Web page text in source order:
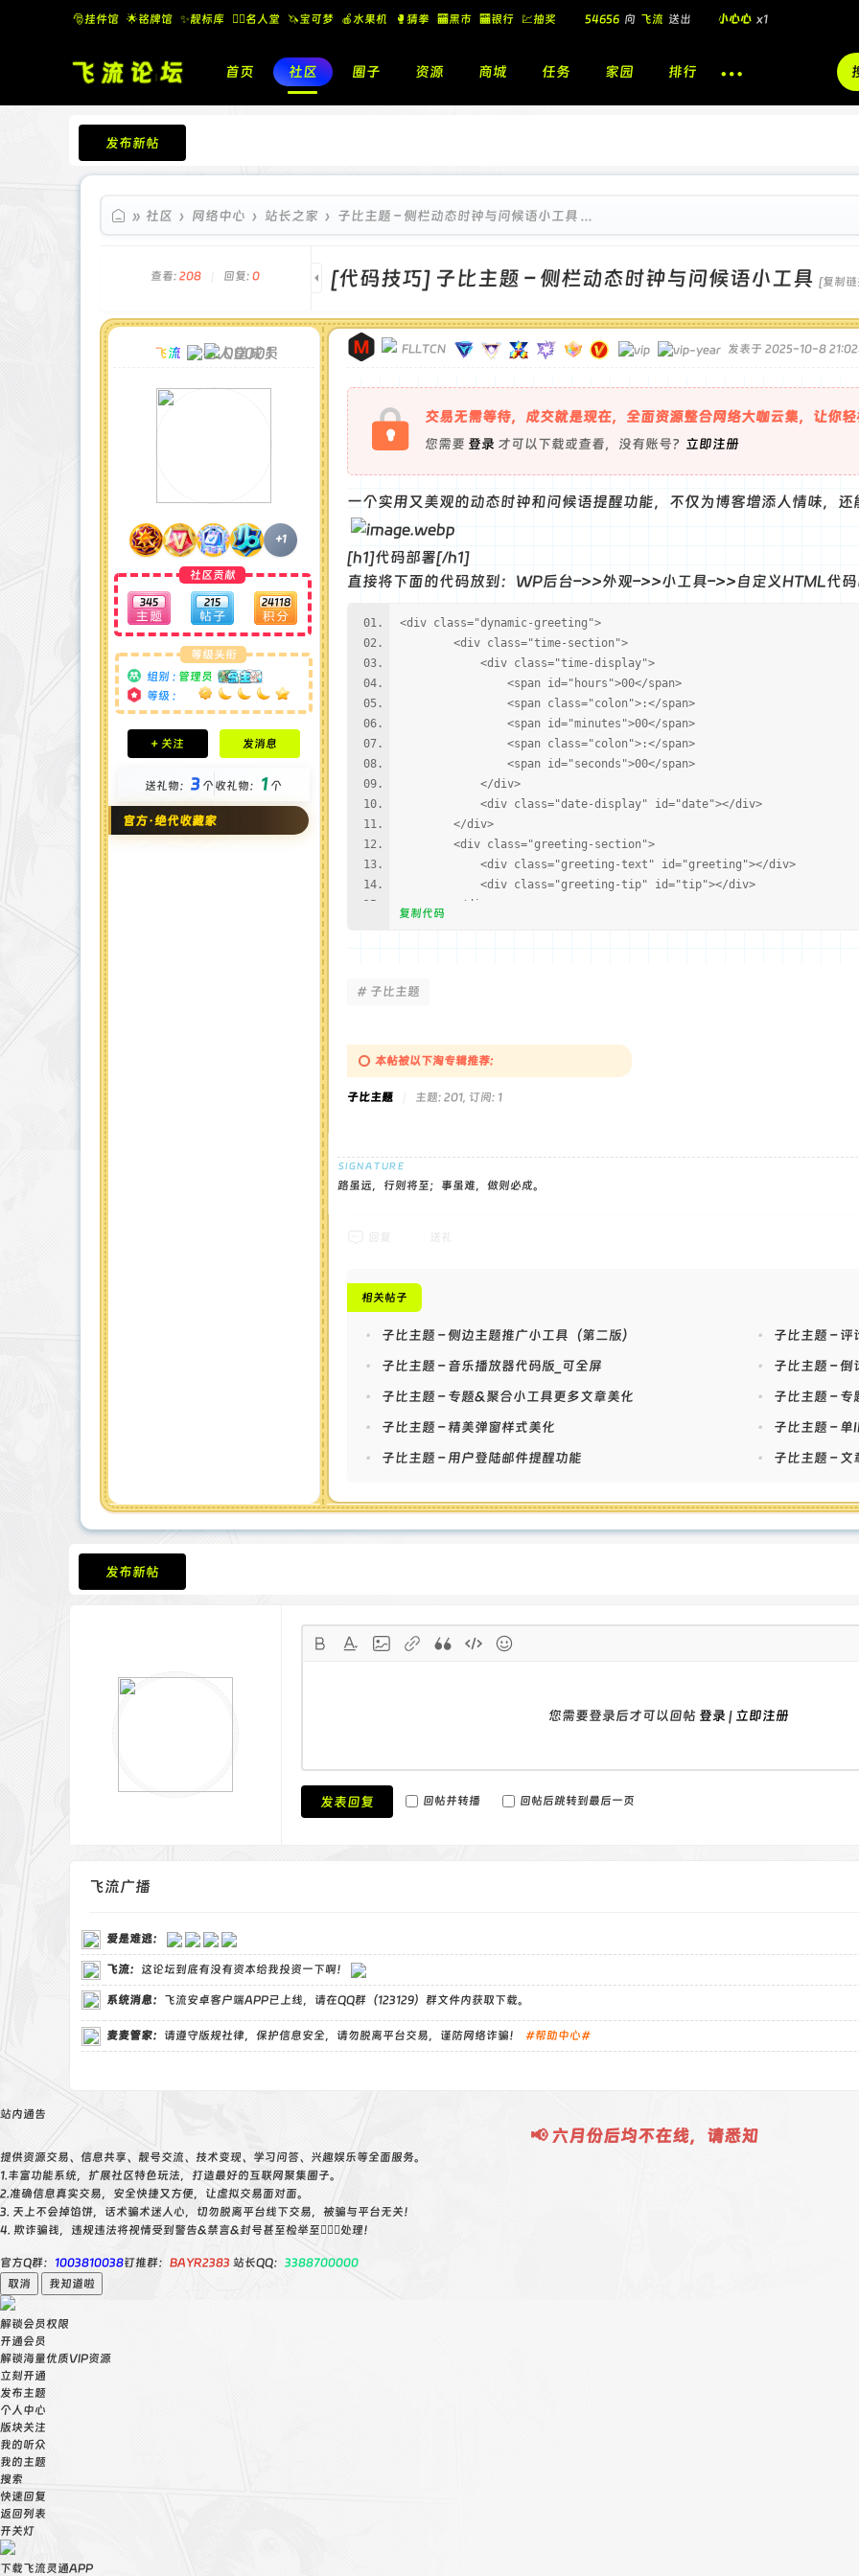
🎅挂件馆 🌟铭牌馆 ✨️靓标库 🧚‍♂️名人堂 🦄宝可梦 🍎水果机 🥊猜拳 🏧黑市 🏧银行 💹抽奖
飞流 向 北 酷盖墨镜
首页 社区 圈子 资源 商城 任务 家园 排行
发布新帖
飞流论坛
» 社区 › 网络中心 › 站长之家 › 子比主题 – 侧栏动态时钟与问候语小工具 ...
查看: 208 回复: 0 [代码技巧] 子比主题 – 侧栏动态时钟与问候语小工具 [复制
飞流 00001
+1
社区贡献
345 215 24118
等级头衔
组别 : 管理员
等级 :
积分成就
钻石 : 185 颗
金币 : 4 枚
在线时间 : 1951 小时
注册时间 : 2024-11-22
最后登录 : 2026-8-4
+ 关注 发消息
送礼物： 3个收礼物： 1 个
官方·绝代收藏家
FLLTCN 发表于 2025-10-8
交易无需等待，成交就是现在，全面资源整合网络大咖云集，让你轻
您需要 登录 才可以下载或查看，没有账号？ 立即注册
一个实用又美观的动态时钟和问候语提醒功能，不仅为博客增添人情味，还
[h1]代码部署[/h1]
直接将下面的代码放到：WP后台–>>外观–>>小工具–>>自定义HTML代码
<div class="dynamic-greeting">
<div class="time-section">
<div class="time-display">
<span id="hours">00</span>
<span class="colon">:</span>
<span id="minutes">00</span>
<span class="colon">:</span>
<span id="seconds">00</span>
</div>
<div class="date-display" id="date"></div>
</div>
<div class="greeting-section">
<div class="greeting-text" id="greeting"></div>
<div class="greeting-tip" id="tip"></div>
</div>
.dynamic-greeting {background: linear-gradient(145deg, #ffffff,
20px rgba(255,255,255,0.9);}.time-section {text-align: center;margin-
bottom: 1px solid rgba(0,0,0,0.05);}.time-display {font-size:
display .colon {animation: blink 1s infinite;opacity:
{font-size: 0.9em;color: #666;line-height: 1.5;}body.dark-theme
gradient(145deg, #2d2d2d, #1a1a1a);box-shadow: 5px 5px 15px
<script>
function updateTime(){const now=new Date();const
leDateString('zh-CN',options)}function
ta.data.tip}}).catch(error=>{console.error('获取问候语失败
defaultGreeting='';if(hour<6)defaultGreeting='凌晨好';else
好
</script>
复制代码
# 子比主题
本帖被以下淘专辑推荐:
子比主题 主题: 201, 订阅: 1
路虽远，行则将至；事虽难，做则必成。
相关帖子
• 子比主题 – 侧边主题推广小工具（第二版） •
子比主题 –
•
子比主题 – 音乐播放器代码版_可全屏 •
子比主题 – 倒
•
子比主题 – 专题&聚合小工具更多文章美化 •
子比主题 –
•
子比主题 – 精美弹窗样式美化 •
子比主题 – 单
•
子比主题 – 用户登陆邮件提醒功能 • 子比主题 –
发布新帖
您需要登录后才可以回帖 登录 | 立即注册
发表回复 回帖并转播 回帖后跳转到最后一页
飞流广播
爱是难逃：
飞流： 这论坛到底有没有资本给我投资一下啊！
系统消息： 飞流安卓客户端APP已上线，请在QQ群（123129）群文件内获取下载。
麦麦管家： 请遵守版规社律，保护信息安全，请勿脱离平台交易，谨防网络诈骗！ #帮助中心#
站内通告
📢 六月份后均不在线，请悉知
提供资源交易、信息共享、靓号交流、技术变现、学习问答、兴趣娱乐等全面服务。
1.丰富功能系统，扩展社区特色玩法，打造最好的互联网聚集圈子。
2.准确信息真实交易，安全快捷又方便，让虚拟交易面对面。
3. 天上不会掉馅饼，话术骗术迷人心，切勿脱离平台线下交易，被骗与平台无关！
4. 欺诈骗钱，违规违法将视情受到警告&禁言&封号甚至检举至👮🏻‍♀️处理！
官方Q群： 1003810038钉推群： BAYR2383 站长QQ： 3388700000
取消
我知道啦
解锁会员权限
开通会员
解锁海量优质VIP资源
立刻开通
发布主题
个人中心
版块关注
我的听众
我的主题
搜索
快速回复
返回列表
开关灯
下载飞流灵通APP